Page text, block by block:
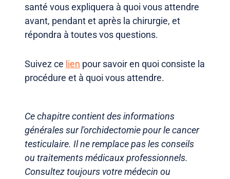
santé vous expliquera à quoi vous attendre
avant, pendant et après la chirurgie, et
répondra à toutes vos questions.
Suivez ce lien pour savoir en quoi consiste la
procédure et à quoi vous attendre.
Ce chapitre contient des informations
générales sur l'orchidectomie pour le cancer
testiculaire. Il ne remplace pas les conseils
ou traitements médicaux professionnels.
Consultez toujours votre médecin ou